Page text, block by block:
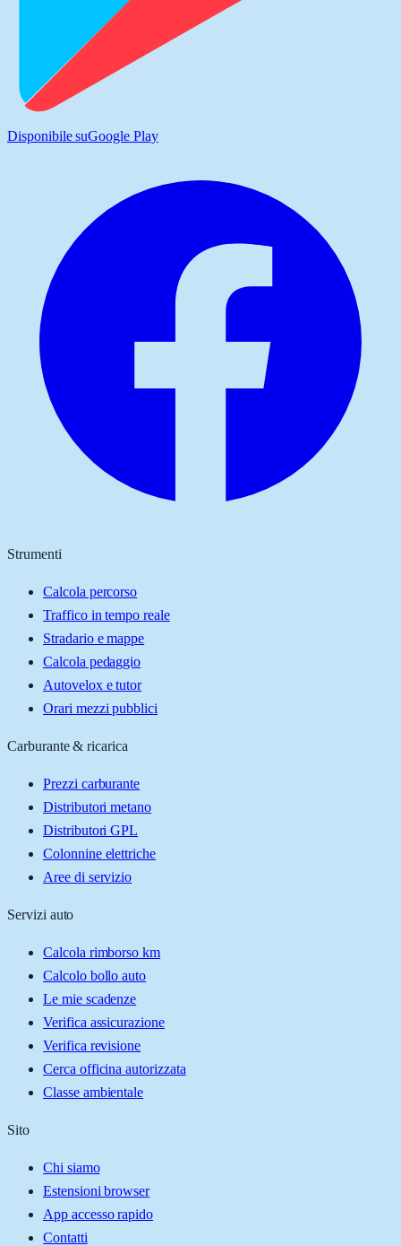
Disponibile suGoogle Play
Strumenti
Calcola percorso
Traffico in tempo reale
Stradario e mappe
Calcola pedaggio
Autovelox e tutor
Orari mezzi pubblici
Carburante & ricarica
Prezzi carburante
Distributori metano
Distributori GPL
Colonnine elettriche
Aree di servizio
Servizi auto
Calcola rimborso km
Calcolo bollo auto
Le mie scadenze
Verifica assicurazione
Verifica revisione
Cerca officina autorizzata
Classe ambientale
Sito
Chi siamo
Estensioni browser
App accesso rapido
Contatti